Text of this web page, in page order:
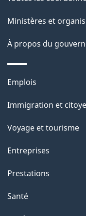
a
p
a
g
e
Ministères et
À propos du
Thèmes
sujets
Emplois
Immigration et
Voyage et tourisme
Entreprises
Prestations
Santé